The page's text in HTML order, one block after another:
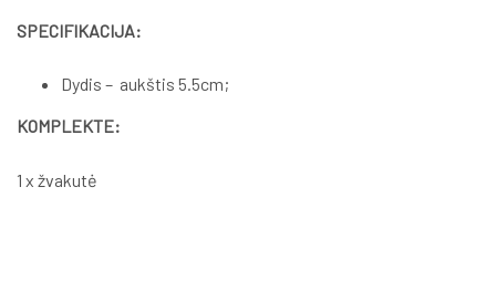
SPECIFIKACIJA:
Dydis – aukštis 5.5cm;
KOMPLEKTE:
1 x žvakutė